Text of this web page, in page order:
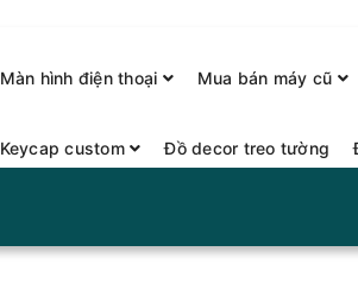
Màn hình điện thoại Mua bán máy cũ
Keycap custom Đồ decor treo tường